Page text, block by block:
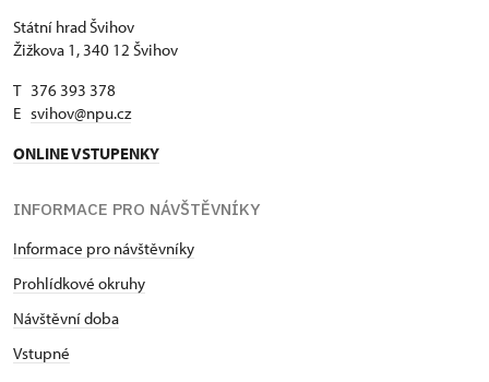
Státní hrad Švihov
Žižkova 1, 340 12 Švihov
T 376 393 378
E svihov@npu.cz
ONLINE VSTUPENKY
INFORMACE PRO NÁVŠTĚVNÍKY
Informace pro návštěvníky
Prohlídkové okruhy
Návštěvní doba
Vstupné